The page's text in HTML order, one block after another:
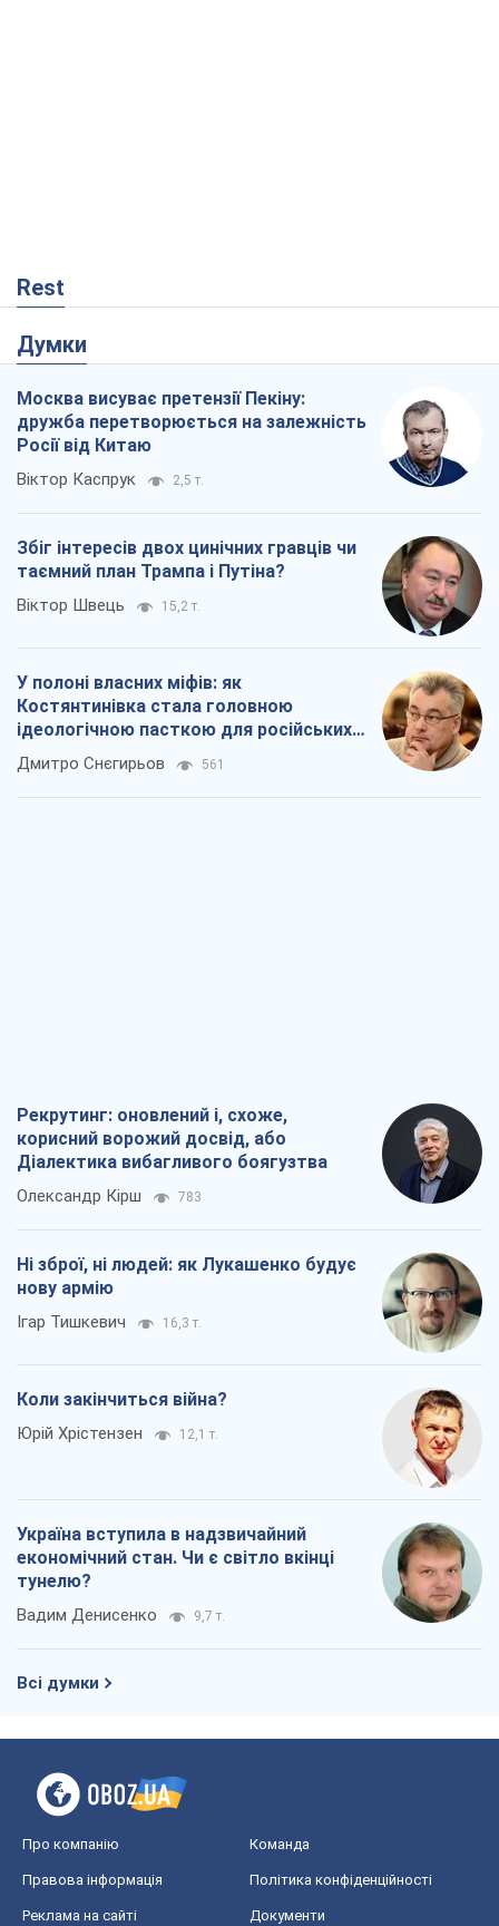
Rest
Думки
Москва висуває претензії Пекіну:
дружба перетворюється на залежність
Росії від Китаю
Віктор Каспрук 2,5 т.
Збіг інтересів двох цинічних гравців чи
таємний план Трампа і Путіна?
Віктор Швець 15,2 т.
У полоні власних міфів: як
Костянтинівка стала головною
ідеологічною пасткою для російських
окупантів
Дмитро Снєгирьов 561
Рекрутинг: оновлений і, схоже,
корисний ворожий досвід, або
Діалектика вибагливого боягузтва
Олександр Кірш 783
Ні зброї, ні людей: як Лукашенко будує
нову армію
Ігар Тишкевич 16,3 т.
Коли закінчиться війна?
Юрій Хрістензен 12,1 т.
Україна вступила в надзвичайний
економічний стан. Чи є світло вкінці
тунелю?
Вадим Денисенко 9,7 т.
Всі думки
Про компанію Команда
Правова інформація Політика конфіденційності
Реклама на сайті Документи